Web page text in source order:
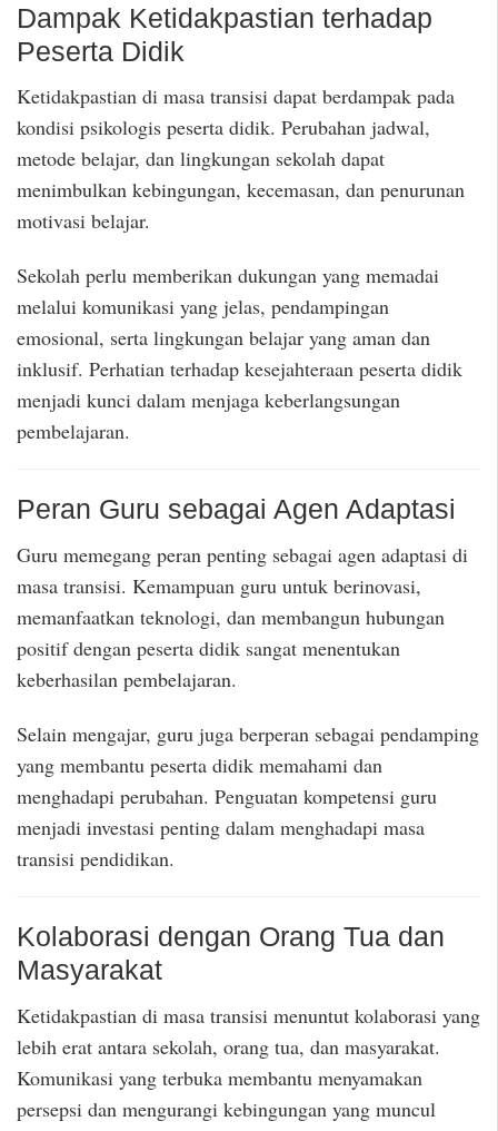
Dampak Ketidakpastian terhadap
Peserta Didik
Ketidakpastian di masa transisi dapat berdampak pada
kondisi psikologis peserta didik. Perubahan jadwal,
metode belajar, dan lingkungan sekolah dapat
menimbulkan kebingungan, kecemasan, dan penurunan
motivasi belajar.
Sekolah perlu memberikan dukungan yang memadai
melalui komunikasi yang jelas, pendampingan
emosional, serta lingkungan belajar yang aman dan
inklusif. Perhatian terhadap kesejahteraan peserta didik
menjadi kunci dalam menjaga keberlangsungan
pembelajaran.
Peran Guru sebagai Agen Adaptasi
Guru memegang peran penting sebagai agen adaptasi di
masa transisi. Kemampuan guru untuk berinovasi,
memanfaatkan teknologi, dan membangun hubungan
positif dengan peserta didik sangat menentukan
keberhasilan pembelajaran.
Selain mengajar, guru juga berperan sebagai pendamping
yang membantu peserta didik memahami dan
menghadapi perubahan. Penguatan kompetensi guru
menjadi investasi penting dalam menghadapi masa
transisi pendidikan.
Kolaborasi dengan Orang Tua dan
Masyarakat
Ketidakpastian di masa transisi menuntut kolaborasi yang
lebih erat antara sekolah, orang tua, dan masyarakat.
Komunikasi yang terbuka membantu menyamakan
persepsi dan mengurangi kebingungan yang muncul